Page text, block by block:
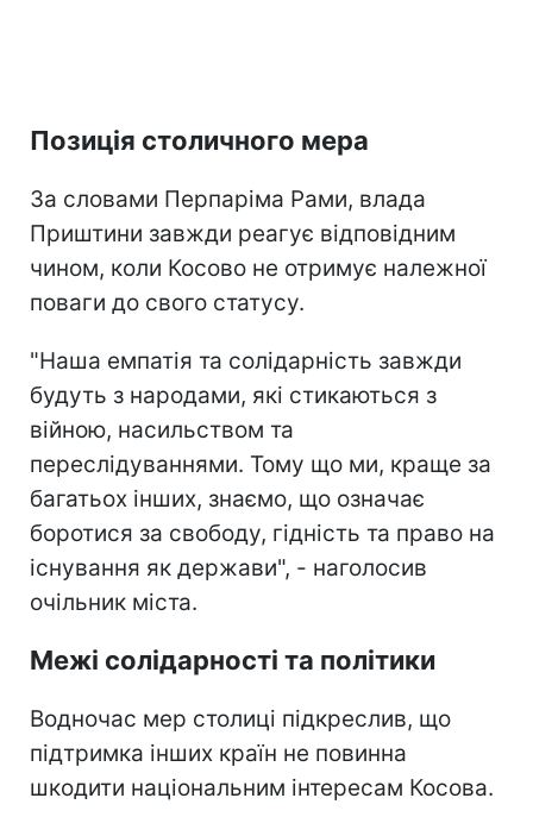
Позиція столичного мера
За словами Перпаріма Рами, влада
Приштини завжди реагує відповідним
чином, коли Косово не отримує належної
поваги до свого статусу.
"Наша емпатія та солідарність завжди
будуть з народами, які стикаються з
війною, насильством та
переслідуваннями. Тому що ми, краще за
багатьох інших, знаємо, що означає
боротися за свободу, гідність та право на
існування як держави", - наголосив
очільник міста.
Межі солідарності та політики
Водночас мер столиці підкреслив, що
підтримка інших країн не повинна
шкодити національним інтересам Косова.